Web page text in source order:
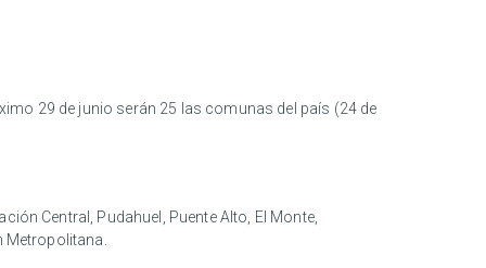
29 de junio serán 25 las comunas del país (24 de
Central, Pudahuel, Puente Alto, El Monte,
Metropolitana.